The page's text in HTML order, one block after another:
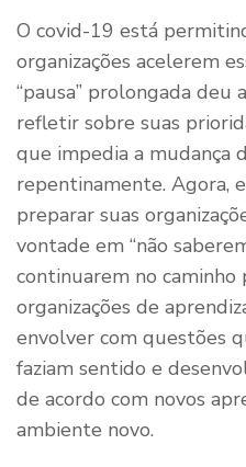
O covid-19 está
organizações acelerem
“pausa” prolongada deu
refletir sobre suas
que impedia a mudança
repentinamente. Agora,
preparar suas
vontade em “não
continuarem no caminho
organizações de
envolver com questões
faziam sentido e
de acordo com novos
ambiente novo.